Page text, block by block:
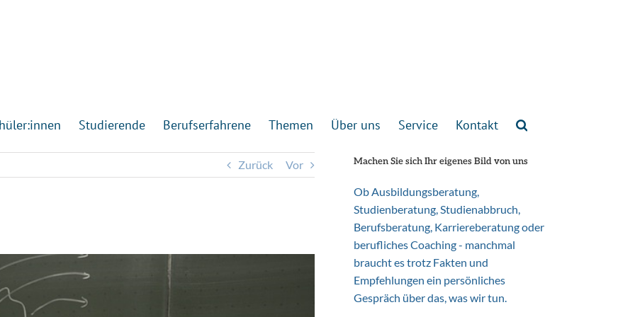
Studierende Berufserfahrene Themen Über uns Service Kontakt
Zurück Vor Machen Sie sich Ihr eigenes Bild von uns
Ob Ausbildungsberatung,
Studienberatung, Studienabbruch,
Berufsberatung, Karriereberatung oder
berufliches Coaching - manchmal
braucht es trotz Fakten und
Empfehlungen ein persönliches
Gespräch über das, was wir tun.